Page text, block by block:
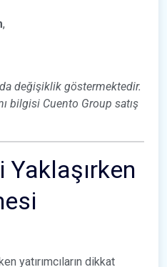
,
değişiklik göstermektedir.
bilgisi Cuento Group satış
yatırımcıların dikkat